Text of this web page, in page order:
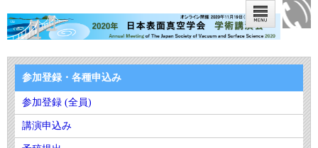
参加登録・各種申込み
参加登録 (全員)
講演申込み